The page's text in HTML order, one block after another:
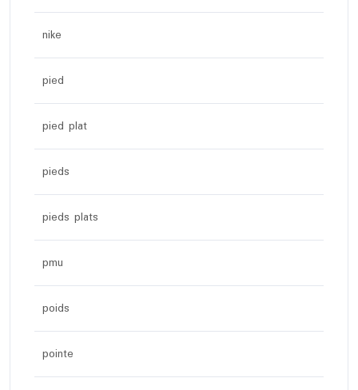
nike
pied
pied plat
pieds
pieds plats
pmu
poids
pointe